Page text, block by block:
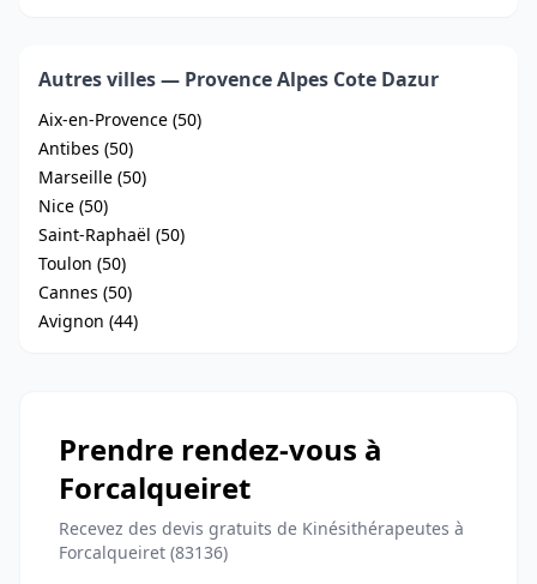
Autres villes — Provence Alpes Cote Dazur
Aix-en-Provence (50)
Antibes (50)
Marseille (50)
Nice (50)
Saint-Raphaël (50)
Toulon (50)
Cannes (50)
Avignon (44)
Prendre rendez-vous à
Forcalqueiret
Recevez des devis gratuits de Kinésithérapeutes à
Forcalqueiret (83136)